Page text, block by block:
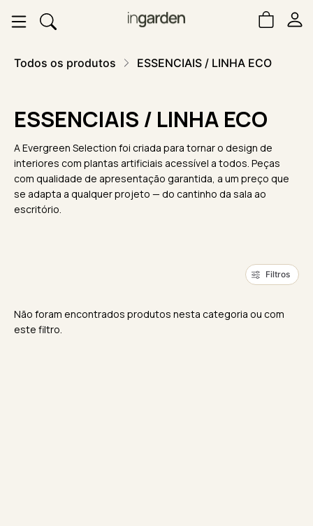
Todos os produtos ESSENCIAIS / LINHA ECO
ESSENCIAIS / LINHA ECO
A Evergreen Selection foi criada para tornar o design de
interiores com plantas artificiais acessível a todos. Peças
com qualidade de apresentação garantida, a um preço que
se adapta a qualquer projeto — do cantinho da sala ao
escritório.
Filtros
Não foram encontrados produtos nesta categoria ou com
este filtro.